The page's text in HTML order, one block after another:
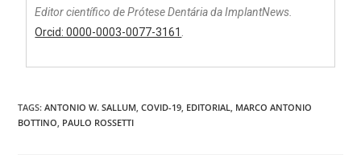
Editor científico de Prótese Dentária da ImplantNews.
Orcid: 0000-0003-0077-3161
TAGS:ANTONIO W. SALLUM, COVID-19, EDITORIAL, MARCO ANTONIO
BOTTINO, PAULO ROSSETTI